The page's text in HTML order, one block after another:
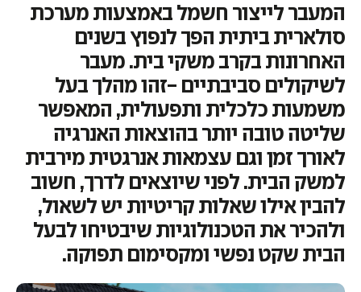
המעבר לייצור חשמל באמצעות מערכת
סולארית ביתית הפך לנפוץ בשנים
האחרונות בקרב משקי בית. מעבר
לשיקולים סביבתיים -זהו מהלך בעל
משמעות כלכלית ותפעולית, המאפשר
שליטה טובה יותר בהוצאות האנרגיה
לאורך זמן וגם עצמאות אנרגטית מירבית
למשק הבית. לפני שיוצאים לדרך, חשוב
להבין אילו שאלות קריטיות יש לשאול,
ולהכיר את הטכנולוגיות שיבטיחו לבעל
הבית שקט נפשי ומקסימום תפוקה.